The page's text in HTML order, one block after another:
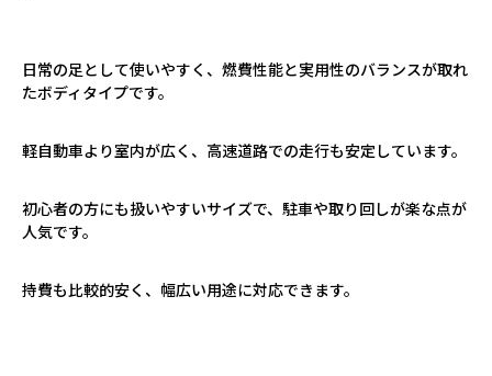
日常の足として使いやすく、燃費性能と実用性のバランスが取れ
たボディタイプです。
軽自動車より室内が広く、高速道路での走行も安定しています。
初心者の方にも扱いやすいサイズで、駐車や取り回しが楽な点が
人気です。
持費も比較的安く、幅広い用途に対応できます。